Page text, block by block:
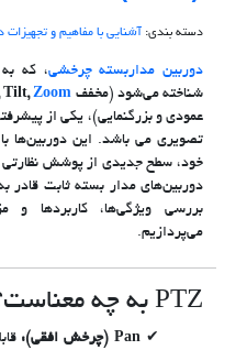
دسته بندی: آشنایی با مفاهیم و تجهیزات
دوربین مداربسته چرخشی، که
شناخته می‌شود (مخفف
Tilt,Zoom
عمودی و بزرگنمایی)، یکی از
تصویری می باشد. این دوربین‌ها
خود، سطح جدیدی از پوشش نظارتی
دوربین‌های مدار بسته ثابت قادر
می‌پردازیم.
PTZ به چه معناست؟
Pan (چرخش افقی):